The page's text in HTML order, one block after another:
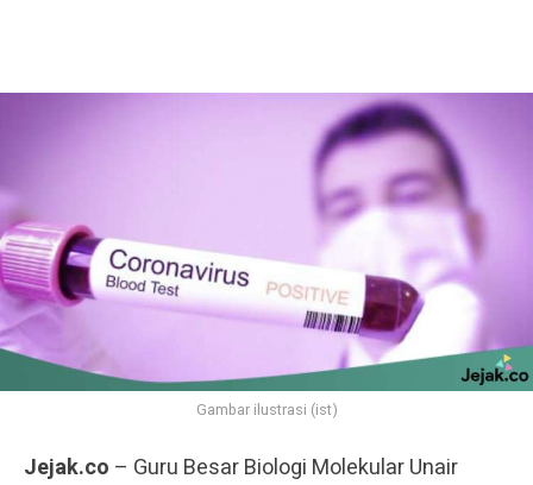
Gambar ilustrasi (ist)
Jejak.co – Guru Besar Biologi Molekular Unair